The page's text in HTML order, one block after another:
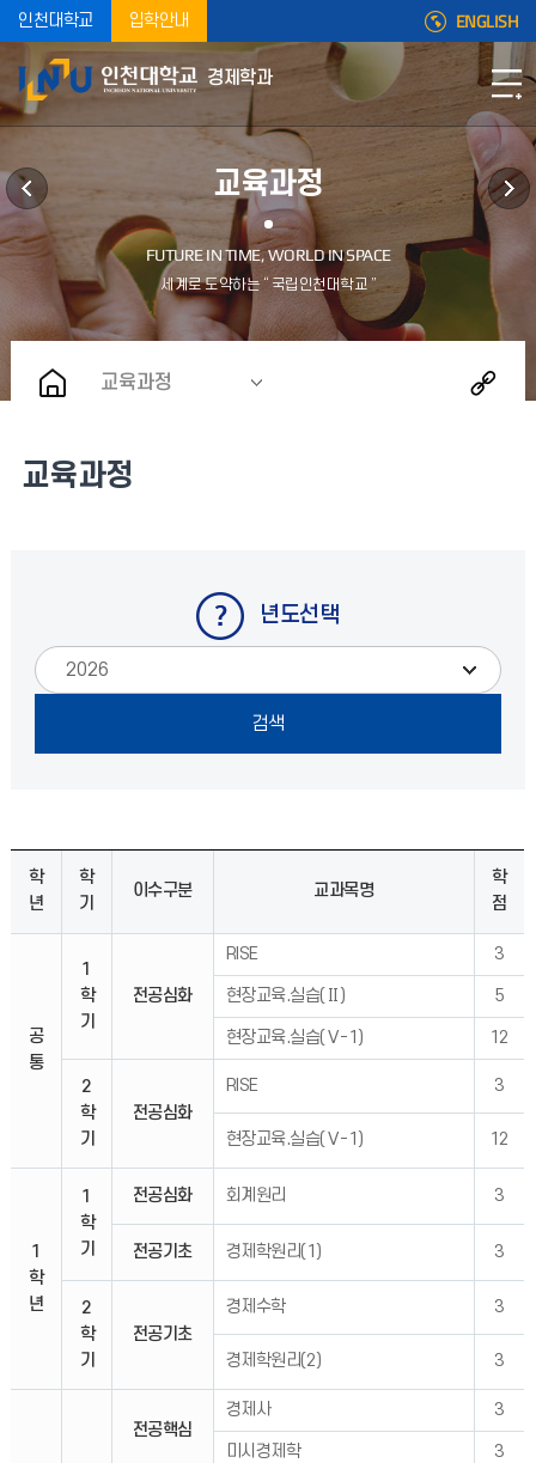
인천대학교 입학안내 ENGLISH
경제학과
교육과정
교육과정
교육과정
년도선택
학
년
학
기
이수구분 교과목명
학
점
공
통
1
학
기
전공심화
RISE 3
현장교육.실습(Ⅱ) 5
현장교육.실습(Ⅴ-1) 12
2
학
기
전공심화
RISE 3
현장교육.실습(Ⅴ-1) 12
1
학
년
1
학
기
전공심화 회계원리 3
전공기초 경제학원리(1) 3
2
학
기
전공기초
경제수학 3
경제학원리(2) 3
전공핵심
경제사 3
미시경제학 3